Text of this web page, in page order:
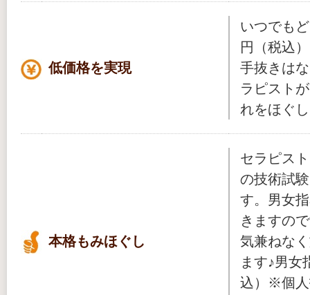
低価格を実現
いつでも
円（税込
手抜きは
ラピスト
れをほぐ
本格もみほぐし
セラピス
の技術試
す。男女
きますの
気兼ねな
ます♪男女
込）※個人